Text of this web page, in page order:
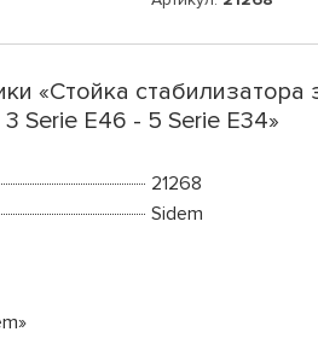
«Стойка стабилизатора
Serie E46 - 5 Serie E34»
21268
Sidem